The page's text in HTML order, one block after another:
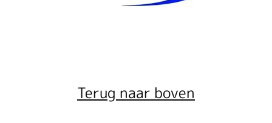
Terug naar boven